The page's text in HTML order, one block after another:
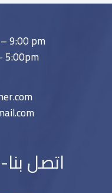
9:00 pm
5:00pm
اتصل بنا- 0534477901